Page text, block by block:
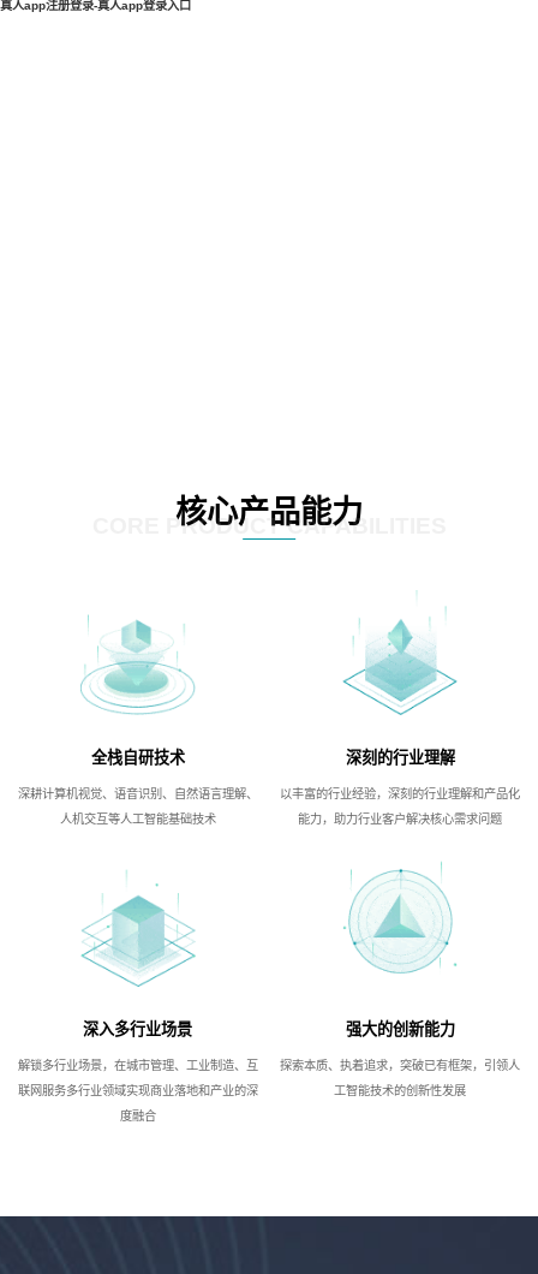
真人app注册登录-真人app登录入口
核心产品能力
CORE PRODUCT CAPABILITIES
全栈自研技术
深耕计算机视觉、语音识别、自然语言理解、
人机交互等人工智能基础技术
深刻的行业理解
以丰富的行业经验，深刻的行业理解和产品化
能力，助力行业客户解决核心需求问题
深入多行业场景
解锁多行业场景，在城市管理、工业制造、互
联网服务多行业领域实现商业落地和产业的深
度融合
强大的创新能力
探索本质、执着追求，突破已有框架，引领人
工智能技术的创新性发展